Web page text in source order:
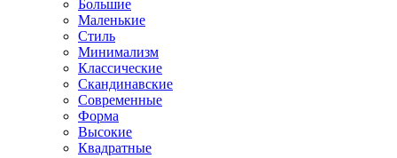
Большие
Маленькие
Стиль
Минимализм
Классические
Скандинавские
Современные
Форма
Высокие
Квадратные